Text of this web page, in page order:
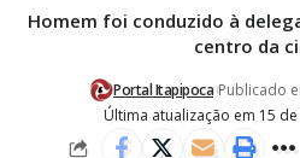
Homem foi conduzido à
centro da
Última atualização em 15
Portal Itapipoca Publicado